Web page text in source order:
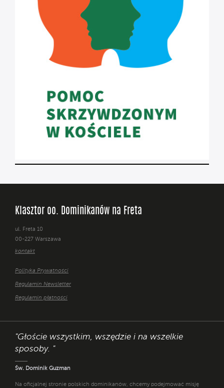
Klasztor oo. Dominikanów na Freta
ul. Freta 10
00-227 Warszawa
kontakt
Polityka Prywatności
Regulamin Newsletter
Regulamin płatności
"Głoście wszystkim, wszędzie i na wszelkie
sposoby. "
Św. Dominik Guzman
Na oficjalnej stronie polskich dominikanów, chcemy podejmować misję